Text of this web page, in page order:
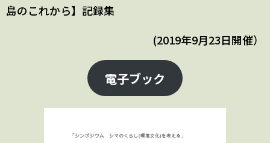
島のこれから】記録集
(2019年9月23日開催）
電子ブック